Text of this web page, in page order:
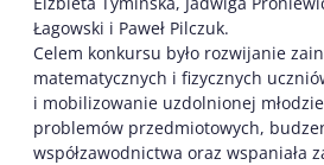
Łagowski i Paweł Pilczuk.
Celem konkursu było rozwijanie
matematycznych i fizycznych
i mobilizowanie uzdolnionej
problemów przedmiotowych,
współzawodnictwa oraz wspaniała